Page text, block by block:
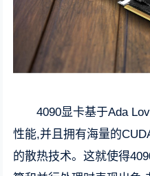
4090显卡基于Ada
性能,并且拥有海量的
的散热技术。这就使得